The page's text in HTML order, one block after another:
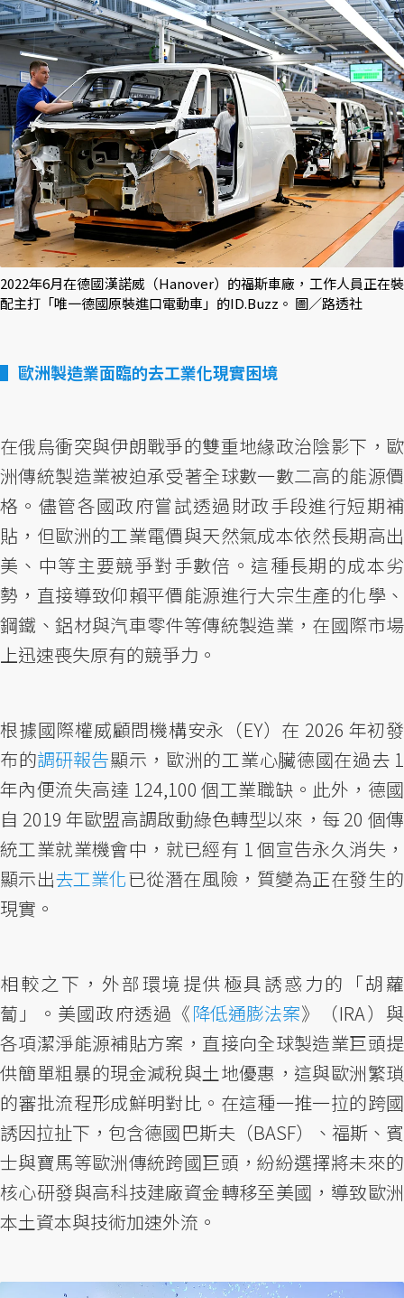
2022年6月在德國漢諾威（Hanover）的福斯車廠，工作人員正在裝
配主打「唯一德國原裝進口電動車」的ID.Buzz。 圖／路透社
歐洲製造業面臨的去工業化現實困境
在俄烏衝突與伊朗戰爭的雙重地緣政治陰影下，歐
洲傳統製造業被迫承受著全球數一數二高的能源價
格。儘管各國政府嘗試透過財政手段進行短期補
貼，但歐洲的工業電價與天然氣成本依然長期高出
美、中等主要競爭對手數倍。這種長期的成本劣
勢，直接導致仰賴平價能源進行大宗生產的化學、
鋼鐵、鋁材與汽車零件等傳統製造業，在國際市場
上迅速喪失原有的競爭力。
根據國際權威顧問機構安永（EY）在 2026 年初發
布的調研報告顯示，歐洲的工業心臟德國在過去 1
年內便流失高達 124,100 個工業職缺。此外，德國
自 2019 年歐盟高調啟動綠色轉型以來，每 20 個傳
統工業就業機會中，就已經有 1 個宣告永久消失，
顯示出去工業化已從潛在風險，質變為正在發生的
現實。
相較之下，外部環境提供極具誘惑力的「胡蘿
蔔」。美國政府透過《降低通膨法案》（IRA）與
各項潔淨能源補貼方案，直接向全球製造業巨頭提
供簡單粗暴的現金減稅與土地優惠，這與歐洲繁瑣
的審批流程形成鮮明對比。在這種一推一拉的跨國
誘因拉扯下，包含德國巴斯夫（BASF）、福斯、賓
士與寶馬等歐洲傳統跨國巨頭，紛紛選擇將未來的
核心研發與高科技建廠資金轉移至美國，導致歐洲
本土資本與技術加速外流。